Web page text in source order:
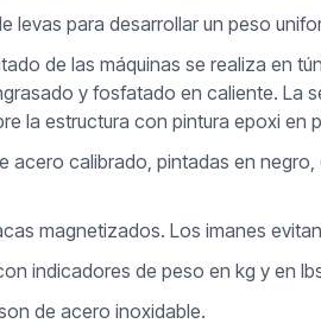
levas para desarrollar un peso
de las máquinas se realiza en
y fosfatado en caliente. La
la estructura con pintura epoxi en
acero calibrado, pintadas en
magnetizados. Los imanes
indicadores de peso en kg y en
de acero inoxidable.